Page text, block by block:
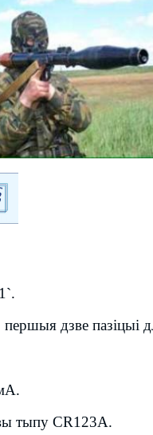
першыя дзве
тыпу CR123A.